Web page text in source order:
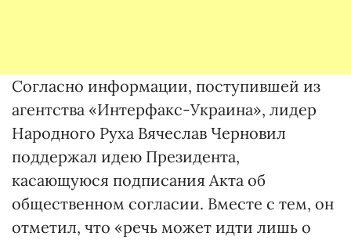
Согласно информации, поступившей из
агентства «Интерфакс-Украина», лидер
Народного Руха Вячеслав Черновил
поддержал идею Президента,
касающуюся подписания Акта об
общественном согласии. Вместе с тем, он
отметил, что «речь может идти лишь о